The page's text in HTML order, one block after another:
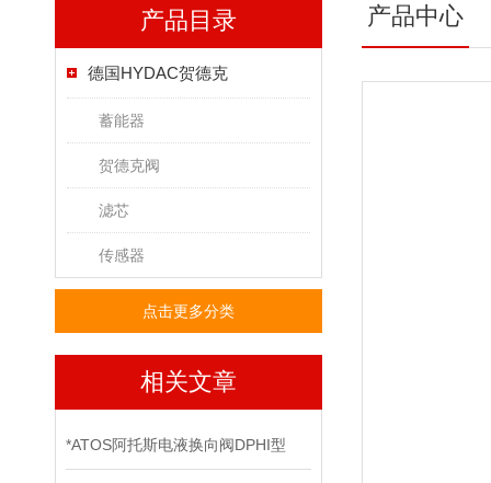
产品目录
德国HYDAC贺德克
蓄能器
贺德克阀
滤芯
传感器
点击更多分类
相关文章
*ATOS阿托斯电液换向阀DPHI型
产品中心